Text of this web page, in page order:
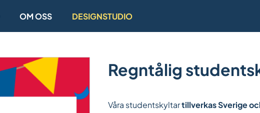
OM OSS DESIGNSTUDIO
Regntålig
Våra studentskyltartillverkas Sverige